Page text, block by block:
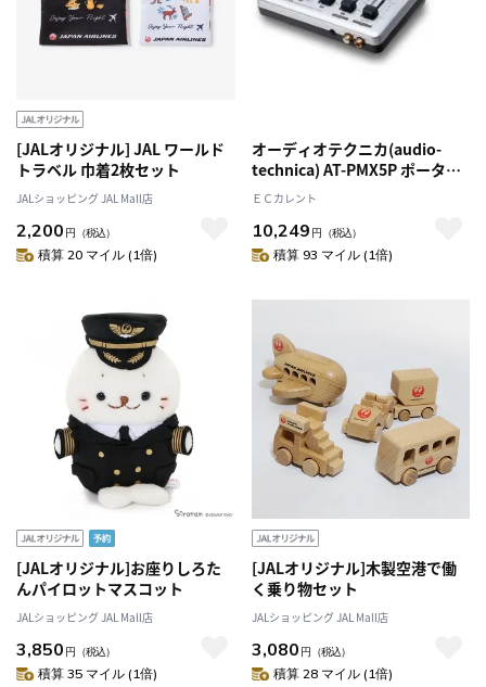
[JALオリジナル] JAL ワールド
トラベル 巾着2枚セット
JALショッピング JAL Mall店
2,200 円 （税込）
積算 20 マイル (1倍)
オーディオテクニカ(audio-
technica) AT-PMX5P ポータブ
ルマルチミキサー
ＥＣカレント
10,249 円 （税込）
積算 93 マイル (1倍)
[JALオリジナル]お座りしろた
んパイロットマスコット
JALショッピング JAL Mall店
3,850 円 （税込）
積算 35 マイル (1倍)
[JALオリジナル]木製空港で働
く乗り物セット
JALショッピング JAL Mall店
3,080 円 （税込）
積算 28 マイル (1倍)